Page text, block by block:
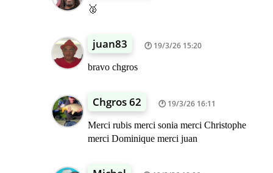
🥈
juan83 19/3/26 15:20
bravo chgros
Chgros 62 19/3/26 16:11
Merci rubis merci sonia merci Christophe
merci Dominique merci juan